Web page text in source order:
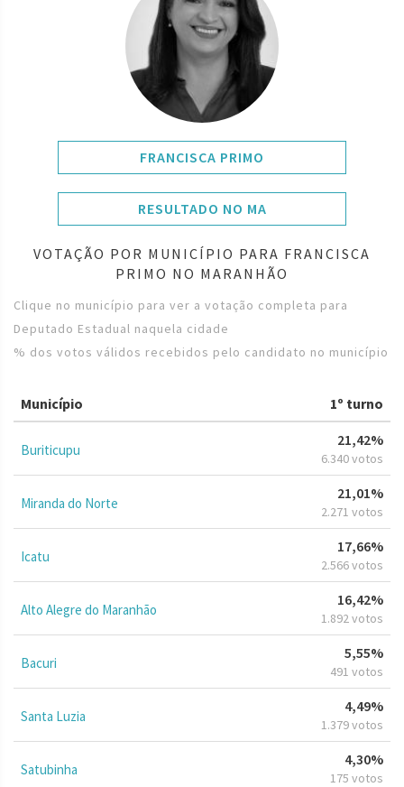
FRANCISCA PRIMO
RESULTADO NO MA
VOTAÇÃO POR MUNICÍPIO PARA FRANCISCA
PRIMO NO MARANHÃO
Clique no município para ver a votação completa para
Deputado Estadual naquela cidade
% dos votos válidos recebidos pelo candidato no município
Município 1º turno
Buriticupu
21,42%
6.340 votos
Miranda do Norte
21,01%
2.271 votos
Icatu
17,66%
2.566 votos
Alto Alegre do Maranhão
16,42%
1.892 votos
Bacuri
5,55%
491 votos
Santa Luzia
4,49%
1.379 votos
Satubinha
4,30%
175 votos